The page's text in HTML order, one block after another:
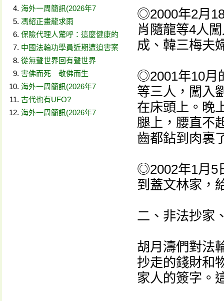
海外一周簡訊(2026年7
馮紹正畫龍求雨
保險代理人驚呼：這麼健康的
中國法輪功學員近期遭迫害案
從無聲世界回有聲世界
害佛而死 敬佛而生
海外一周簡訊(2026年7
古代也有UFO?
海外一周簡訊(2026年7
◎2000年2月
肖隨龍等4人
成、韓三梅夫
◎2001年10月
等三人，闖入
在床頭上。晚
腿上，腰直不
齒都鉆到肉裏
◎2002年1月5
到蓋文林家，
二、非法抄家
胡月濤們對法
抄走的錢財和
家人的簽字。